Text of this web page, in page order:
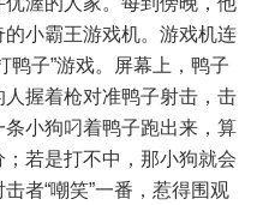
小霸王游戏机。游戏机连
鸭子”游戏。屏幕上，鸭子
握着枪对准鸭子射击，击
小狗叼着鸭子跑出来，算
若是打不中，那小狗就会
者“嘲笑”一番，惹得围观